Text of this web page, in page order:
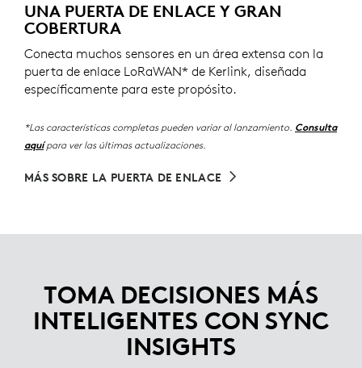
UNA PUERTA DE ENLACE Y GRAN
COBERTURA
Conecta muchos sensores en un área extensa con la
puerta de enlace LoRaWAN* de Kerlink, diseñada
específicamente para este propósito.
*Las características completas pueden variar al lanzamiento. Consulta
aquípara ver las últimas actualizaciones.
MÁS SOBRE LA PUERTA DE ENLACE
TOMA DECISIONES MÁS
INTELIGENTES CON SYNC
INSIGHTS